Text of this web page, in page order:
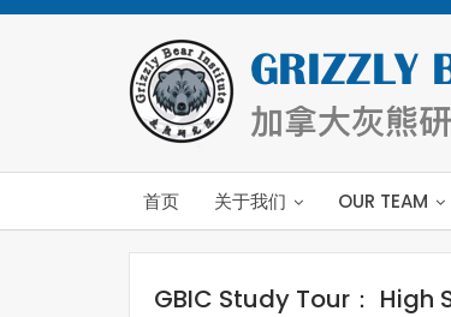
首页 关于我们 OUR TEAM
GBIC Study Tour：